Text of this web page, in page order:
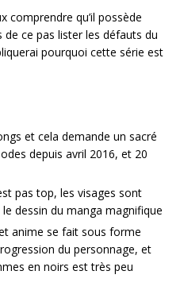
comprendre qu’il possède
ce pas lister les défauts du
pourquoi cette série est
et cela demande un sacré
depuis avril 2016, et 20
pas top, les visages sont
dessin du manga magnifique
anime se fait sous forme
du personnage, et
en noirs est très peu